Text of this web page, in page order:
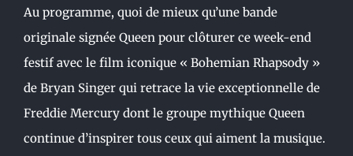
Au programme, quoi de mieux qu’une bande
originale signée Queen pour clôturer ce week-end
festif avec le film iconique « Bohemian Rhapsody »
de Bryan Singer qui retrace la vie exceptionnelle de
Freddie Mercury dont le groupe mythique Queen
continue d’inspirer tous ceux qui aiment la musique.